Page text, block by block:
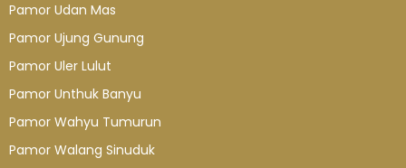
Pamor Udan Mas
Pamor Ujung Gunung
Pamor Uler Lulut
Pamor Unthuk Banyu
Pamor Wahyu Tumurun
Pamor Walang Sinuduk